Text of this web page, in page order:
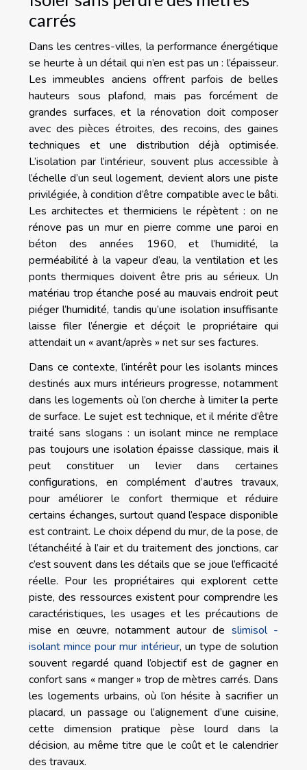
carrés
Dans les centres-villes, la performance énergétique
se heurte à un détail qui n’en est pas un : l’épaisseur.
Les immeubles anciens offrent parfois de belles
hauteurs sous plafond, mais pas forcément de
grandes surfaces, et la rénovation doit composer
avec des pièces étroites, des recoins, des gaines
techniques et une distribution déjà optimisée.
L’isolation par l’intérieur, souvent plus accessible à
l’échelle d’un seul logement, devient alors une piste
privilégiée, à condition d’être compatible avec le bâti.
Les architectes et thermiciens le répètent : on ne
rénove pas un mur en pierre comme une paroi en
béton des années 1960, et l’humidité, la
perméabilité à la vapeur d’eau, la ventilation et les
ponts thermiques doivent être pris au sérieux. Un
matériau trop étanche posé au mauvais endroit peut
piéger l’humidité, tandis qu’une isolation insuffisante
laisse filer l’énergie et déçoit le propriétaire qui
attendait un « avant/après » net sur ses factures.
Dans ce contexte, l’intérêt pour les isolants minces
destinés aux murs intérieurs progresse, notamment
dans les logements où l’on cherche à limiter la perte
de surface. Le sujet est technique, et il mérite d’être
traité sans slogans : un isolant mince ne remplace
pas toujours une isolation épaisse classique, mais il
peut constituer un levier dans certaines
configurations, en complément d’autres travaux,
pour améliorer le confort thermique et réduire
certains échanges, surtout quand l’espace disponible
est contraint. Le choix dépend du mur, de la pose, de
l’étanchéité à l’air et du traitement des jonctions, car
c’est souvent dans les détails que se joue l’efficacité
réelle. Pour les propriétaires qui explorent cette
piste, des ressources existent pour comprendre les
caractéristiques, les usages et les précautions de
mise en œuvre, notamment autour de slimisol -
isolant mince pour mur intérieur, un type de solution
souvent regardé quand l’objectif est de gagner en
confort sans « manger » trop de mètres carrés. Dans
les logements urbains, où l’on hésite à sacrifier un
placard, un passage ou l’alignement d’une cuisine,
cette dimension pratique pèse lourd dans la
décision, au même titre que le coût et le calendrier
des travaux.